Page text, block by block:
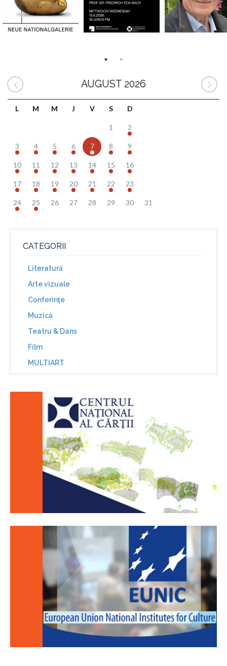
AUGUST 2026
L M M J V S D
1 2
3 4 5 6 7 8 9
10 11 12 13 14 15 16
17 18 19 20 21 22 23
24 25 26 27 28 29 30 31
CATEGORII
Literatură
Arte vizuale
Conferinţe
Muzică
Teatru & Dans
Film
MULTIART